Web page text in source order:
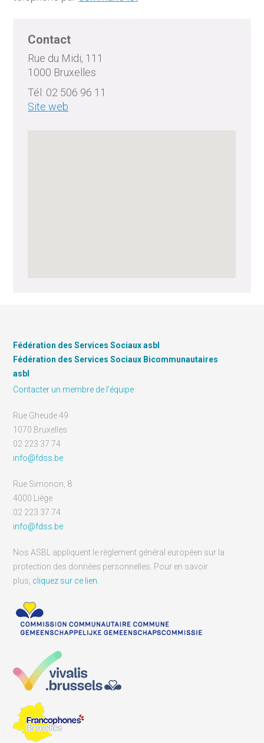
Contact
Rue du Midi, 111
1000 Bruxelles
Tél: 02 506 96 11
Site web
Fédération des Services Sociaux asbl
Fédération des Services Sociaux Bicommunautaires
asbl
Contacter un membre de l’équipe
Rue Gheude 49
1070 Bruxelles
02 223 37 74
info@fdss.be
Rue Simonon, 8
4000 Liège
02 223 37 74
info@fdss.be
Nos ASBL appliquent le règlement général européen sur la
protection des données personnelles. Pour en savoir
plus, cliquez sur ce lien